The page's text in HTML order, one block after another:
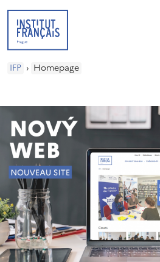
IFP › Homepage